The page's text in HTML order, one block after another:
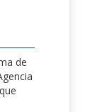
de